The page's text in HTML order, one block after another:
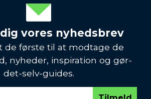
vores nyhedsbrev
de første til at modtage de
nyheder, inspiration og gør-
det-selv-guides.